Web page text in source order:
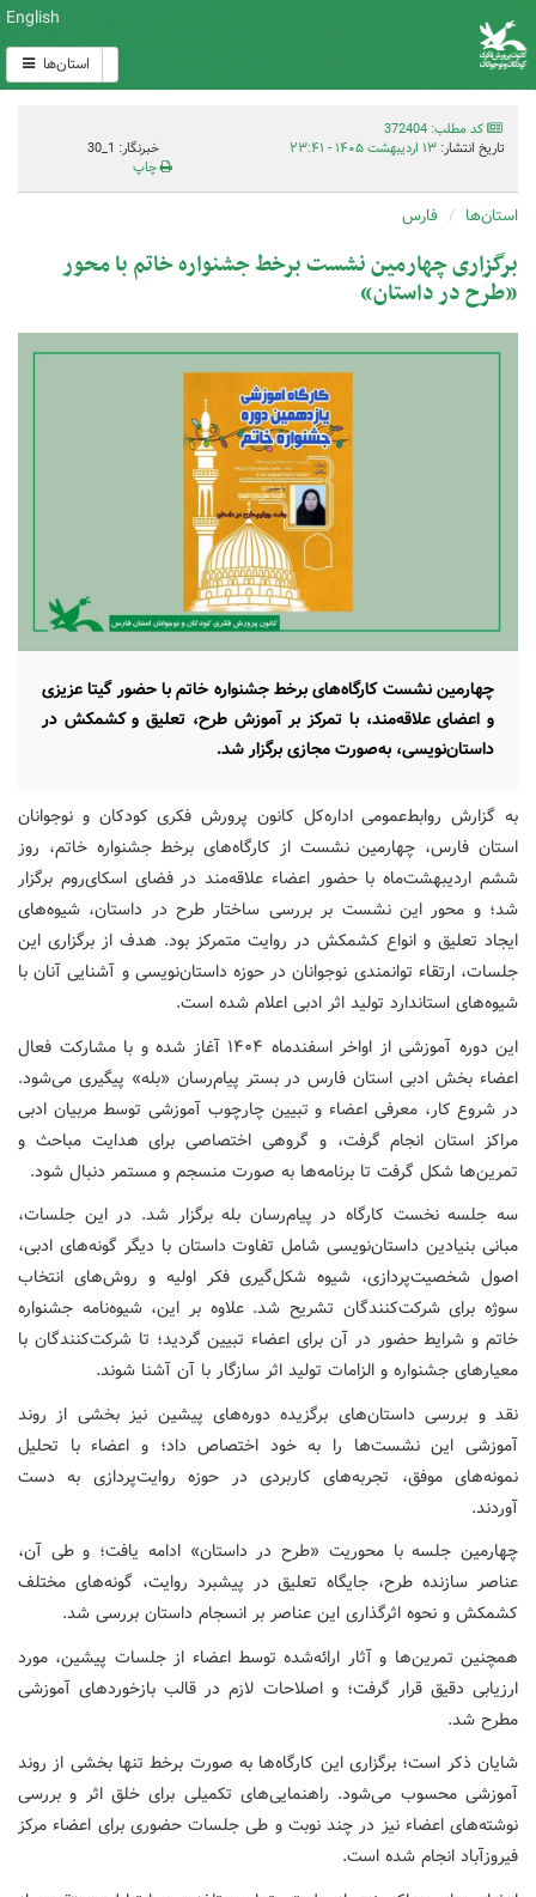
English
استان‌ها
کد مطلب: 372404
تاریخ انتشار: ۱۳ اردیبهشت ۱۴۰۵ - ۲۳:۴۱
خبرنگار: 1_30
چاپ
استان‌ها فارس
برگزاری چهارمین نشست برخط جشنواره خاتم با محور
«طرح در داستان»
چهارمین نشست کارگاه‌های برخط جشنواره خاتم با حضور گیتا عزیزی
و اعضای علاقه‌مند، با تمرکز بر آموزش طرح، تعلیق و کشمکش در
داستان‌نویسی، به‌صورت مجازی برگزار شد.
به گزارش روابط‌عمومی اداره‌کل کانون پرورش فکری کودکان و نوجوانان
استان فارس، چهارمین نشست از کارگاه‌های برخط جشنواره خاتم، روز
ششم اردیبهشت‌ماه با حضور اعضاء علاقه‌مند در فضای اسکای‌روم برگزار
شد؛ و محور این نشست بر بررسی ساختار طرح در داستان، شیوه‌های
ایجاد تعلیق و انواع کشمکش در روایت متمرکز بود. هدف از برگزاری این
جلسات، ارتقاء توانمندی نوجوانان در حوزه داستان‌نویسی و آشنایی آنان با
شیوه‌های استاندارد تولید اثر ادبی اعلام شده است.
این دوره آموزشی از اواخر اسفندماه ۱۴۰۴ آغاز شده و با مشارکت فعال
اعضاء بخش ادبی استان فارس در بستر پیام‌رسان «بله» پیگیری می‌شود.
در شروع کار، معرفی اعضاء و تبیین چارچوب آموزشی توسط مربیان ادبی
مراکز استان انجام گرفت، و گروهی اختصاصی برای هدایت مباحث و
تمرین‌ها شکل گرفت تا برنامه‌ها به صورت منسجم و مستمر دنبال شود.
سه جلسه نخست کارگاه در پیام‌رسان بله برگزار شد. در این جلسات،
مبانی بنیادین داستان‌نویسی شامل تفاوت داستان با دیگر گونه‌های ادبی،
اصول شخصیت‌پردازی، شیوه شکل‌گیری فکر اولیه و روش‌های انتخاب
سوژه برای شرکت‌کنندگان تشریح شد. علاوه بر این، شیوه‌نامه جشنواره
خاتم و شرایط حضور در آن برای اعضاء تبیین گردید؛ تا شرکت‌کنندگان با
معیارهای جشنواره و الزامات تولید اثر سازگار با آن آشنا شوند.
نقد و بررسی داستان‌های برگزیده دوره‌های پیشین نیز بخشی از روند
آموزشی این نشست‌ها را به خود اختصاص داد؛ و اعضاء با تحلیل
نمونه‌های موفق، تجربه‌های کاربردی در حوزه روایت‌پردازی به دست
آوردند.
چهارمین جلسه با محوریت «طرح در داستان» ادامه یافت؛ و طی آن،
عناصر سازنده طرح، جایگاه تعلیق در پیشبرد روایت، گونه‌های مختلف
کشمکش و نحوه اثرگذاری این عناصر بر انسجام داستان بررسی شد.
همچنین تمرین‌ها و آثار ارائه‌شده توسط اعضاء از جلسات پیشین، مورد
ارزیابی دقیق قرار گرفت؛ و اصلاحات لازم در قالب بازخوردهای آموزشی
مطرح شد.
شایان ذکر است؛ برگزاری این کارگاه‌ها به صورت برخط تنها بخشی از روند
آموزشی محسوب می‌شود. راهنمایی‌های تکمیلی برای خلق اثر و بررسی
نوشته‌های اعضاء نیز در چند نوبت و طی جلسات حضوری برای اعضاء مرکز
فیروزآباد انجام شده است.